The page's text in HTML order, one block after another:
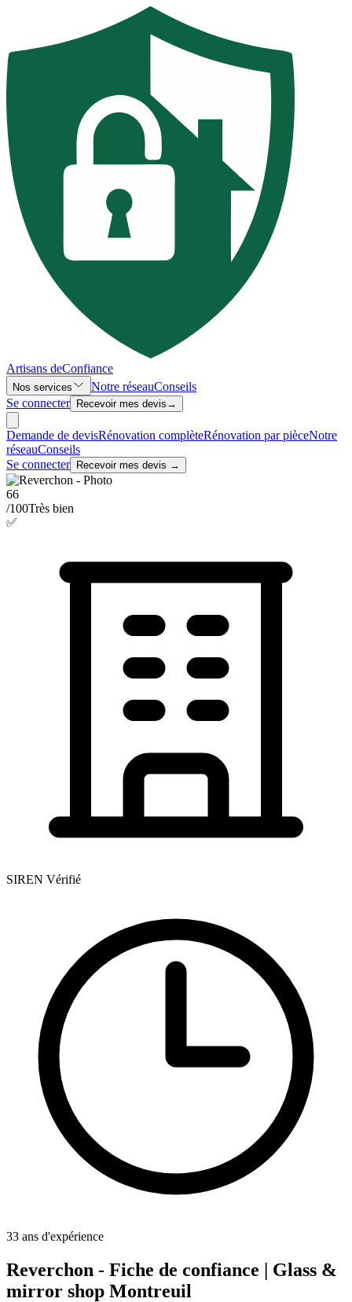
Artisans deConfiance
Nos services Notre réseauConseils
Se connecter
Recevoir mes devis →
Demande de devisRénovation complèteRénovation par pièceNotre
réseauConseils
Se connecter
Recevoir mes devis →
66
/100Très bien
✅
SIREN Vérifié
33 ans d'expérience
Reverchon - Fiche de confiance | Glass &
mirror shop Montreuil